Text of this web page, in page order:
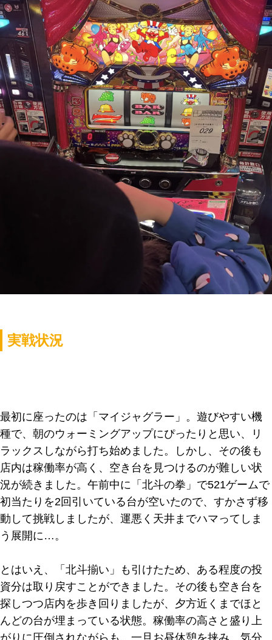
実戦状況
最初に座ったのは「マイジャグラー」。遊びやすい機
種で、朝のウォーミングアップにぴったりと思い、リ
ラックスしながら打ち始めました。しかし、その後も
店内は稼働率が高く、空き台を見つけるのが難しい状
況が続きました。午前中に「北斗の拳」で521ゲームで
初当たりを2回引いている台が空いたので、すかさず移
動して挑戦しましたが、運悪く天井までハマってしま
う展開に…。
とはいえ、「北斗揃い」も引けたため、ある程度の投
資分は取り戻すことができました。その後も空き台を
探しつつ店内を歩き回りましたが、夕方近くまでほと
んどの台が埋まっている状態。稼働率の高さと盛り上
がりに圧倒されながらも、一旦お昼休憩を挟み、気分